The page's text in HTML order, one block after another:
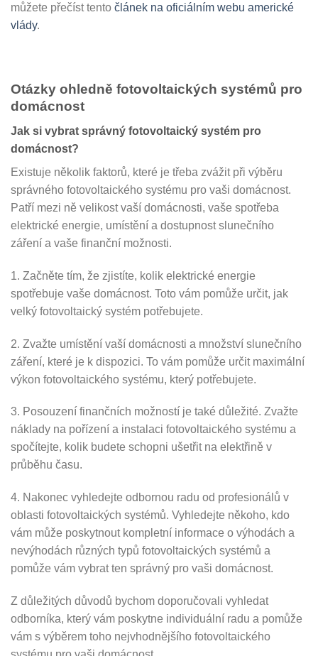
můžete přečíst tento článek na oficiálním webu americké
vlády.
Otázky ohledně fotovoltaických systémů pro
domácnost
Jak si vybrat správný fotovoltaický systém pro
domácnost?
Existuje několik faktorů, které je třeba zvážit při výběru
správného fotovoltaického systému pro vaši domácnost.
Patří mezi ně velikost vaší domácnosti, vaše spotřeba
elektrické energie, umístění a dostupnost slunečního
záření a vaše finanční možnosti.
1. Začněte tím, že zjistíte, kolik elektrické energie
spotřebuje vaše domácnost. Toto vám pomůže určit, jak
velký fotovoltaický systém potřebujete.
2. Zvažte umístění vaší domácnosti a množství slunečního
záření, které je k dispozici. To vám pomůže určit maximální
výkon fotovoltaického systému, který potřebujete.
3. Posouzení finančních možností je také důležité. Zvažte
náklady na pořízení a instalaci fotovoltaického systému a
spočítejte, kolik budete schopni ušetřit na elektřině v
průběhu času.
4. Nakonec vyhledejte odbornou radu od profesionálů v
oblasti fotovoltaických systémů. Vyhledejte někoho, kdo
vám může poskytnout kompletní informace o výhodách a
nevýhodách různých typů fotovoltaických systémů a
pomůže vám vybrat ten správný pro vaši domácnost.
Z důležitých důvodů bychom doporučovali vyhledat
odborníka, který vám poskytne individuální radu a pomůže
vám s výběrem toho nejvhodnějšího fotovoltaického